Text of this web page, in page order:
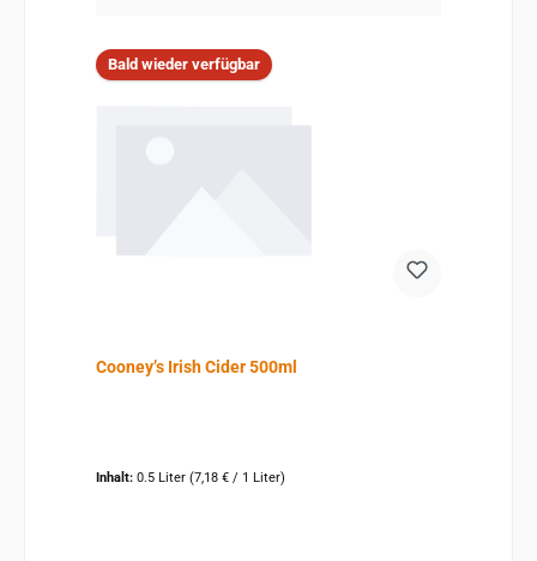
Bald wieder verfügbar
Cooney’s Irish Cider 500ml
Inhalt: 0.5 Liter (7,18 € / 1 Liter)